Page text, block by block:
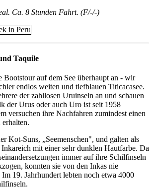
Ca. 8 Stunden Fahrt. (F/-/-)
Taquile
Bootstour auf dem See überhaupt an - wir
endlos weiten und tiefblauen Titicacasee.
der zahllosen Uruinseln an und schauen
der Urus oder auch Uro ist seit 1958
versuchen ihre Nachfahren zumindest einen
Kot-Suns, „Seemenschen", und galten als
mit einer sehr dunklen Hautfarbe. Da
immer auf ihre Schilfinseln
konnten sie von den Inkas nie
19. Jahrhundert lebten noch etwa 4000